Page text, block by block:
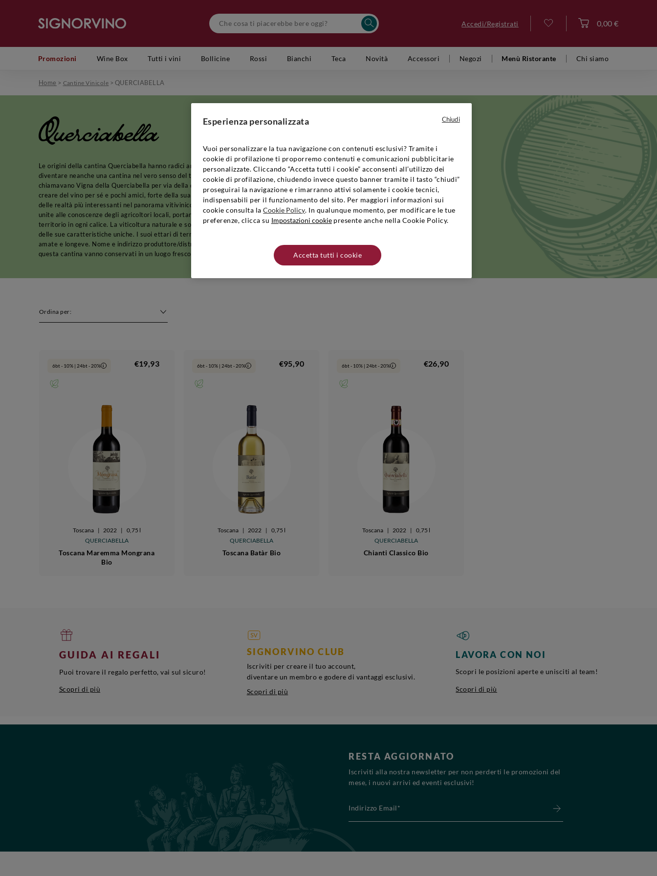
Accedi/Registrati 0,00 €
Promozioni Wine Box Tutti i vini Bollicine Rossi Bianchi Teca Novità Accessori Negozi Menù Ristorante Chi siamo
Home > Cantine Vinicole >QUERCIABELLA
Querciabella
Le origini della cantina Querciabella hanno radici antiche, ma la data della fondazione risale solo agli anni Settanta. In origine, non doveva
diventare neanche una cantina nel vero senso del termine: il suo fondatore era rimasto colpito dalla zona che i viticoltori della zona
chiamavano Vigna della Querciabella per via della quercia imponente che, appunto, sorgeva sul terreno. L’idea iniziale del fondatore era
creare del vino per sé e pochi amici, forte della sua passione per la viticoltura. È stata proprio questa a fare della Cantina Querciabella una
delle realtà più interessanti nel panorama vitivinicolo della Toscana. Lo studio e l’impegno di famiglia si sono uniti alle tecniche più innovative,
unite alle conoscenze degli agricoltori locali, portando così alla creazione divini toscanidi altissima qualità, in grado di raccontare il meglio del
territorio in ogni calice. La viticoltura naturale e sostenibile è un altro dei punti di forza dell’azienda, da sempre innamorata del territorio e
delle sue caratteristiche uniche. I suoi ettari di terreno sono coltivati soprattutto a Sangiovese, che costituisce una delle sue produzioni più
amate e longeve. Nome e indirizzo produttore/distributore: Querciabella - Via di Barbiano, 17 - 50022 Greve in Chianti (FI). I prodotti di
questa cantina vanno conservati in un luogo fresco e asciutto lontano da fonti di calore.
Ordina per:
6bt - 10% | 24bt - 20% i €19,93
Toscana | 2022 | 0,75 l
QUERCIABELLA
Toscana Maremma Mongrana
Bio
6bt - 10% | 24bt - 20% i €95,90
Toscana | 2022 | 0,75 l
QUERCIABELLA
Toscana Batàr Bio
6bt - 10% | 24bt - 20% i €26,90
Toscana | 2022 | 0,75 l
QUERCIABELLA
Chianti Classico Bio
GUIDA AI REGALI
Puoi trovare il regalo perfetto, vai sul sicuro!
Scopri di più
SIGNORVINO CLUB
Iscriviti per creare il tuo account,
diventare un membro e godere di vantaggi esclusivi.
Scopri di più
LAVORA CON NOI
Scopri le posizioni aperte e unisciti al team!
Scopri di più
RESTA AGGIORNATO
Iscriviti alla nostra newsletter per non perderti le promozioni del
mese, i nuovi arrivi ed eventi esclusivi!
Esperienza personalizzata
Vuoi personalizzare la tua navigazione con contenuti esclusivi? Tramite i
cookie di profilazione ti proporremo contenuti e comunicazioni pubblicitarie
personalizzate. Cliccando “Accetta tutti i cookie” acconsenti all’utilizzo dei
cookie di profilazione, chiudendo invece questo banner tramite il tasto “chiudi”
proseguirai la navigazione e rimarranno attivi solamente i cookie tecnici,
indispensabili per il funzionamento del sito. Per maggiori informazioni sui
cookie consulta laCookie Policy. In qualunque momento, per modificare le tue
preferenze, clicca su Impostazioni cookiepresente anche nella Cookie Policy.
Accetta tutti i cookie
Chiudi